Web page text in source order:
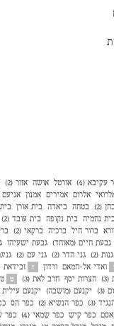
עקיבא (4) אורטל אושה אזור (2)
אלרום אמירים אמנון אניעם
בחן (2) בטחה ביאדה בית אורן בית
בית נחמיה בית נקופה בית עובד (2)
ברור חיל ברכיה ברקאי (2)
גבעת חיים (מאוחד) גבעת ישעיהו
גנות (2) גני הדר (2) גני עם (2)
ו ואדי אל-חמאם ורדון ז זבידאת
חצרות יסף חרב לאת (3) ט
(3) יקנעם (מושבה) יקנעם עילית
(3) כפר הנשיא (2) כפר הס
כפר קיש כפר שמאי (4) כפר